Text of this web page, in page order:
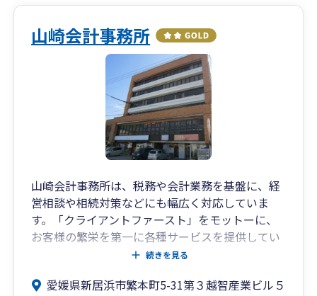
山崎会計事務所
山崎会計事務所は、税務や会計業務を基盤に、経
営相談や相続対策などにも幅広く対応していま
す。「クライアントファースト」をモットーに、
お客様の繁栄を第一に各種サービスを提供してい
ます。また、必要に応じて弁護士、司法書士、社
サポートしていくのでワンストップサービスを受
続きを見る
愛媛県新居浜市繁本町5-31第３越智産業ビル５